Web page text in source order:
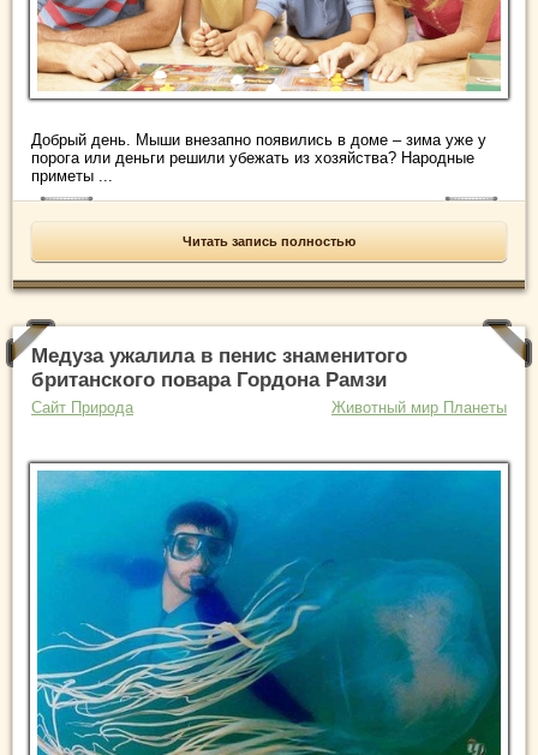
Добрый день. Мыши внезапно появились в доме – зима уже у
порога или деньги решили убежать из хозяйства? Народные
приметы ...
Читать запись полностью
Медуза ужалила в пенис знаменитого
британского повара Гордона Рамзи
Сайт Природа Животный мир Планеты